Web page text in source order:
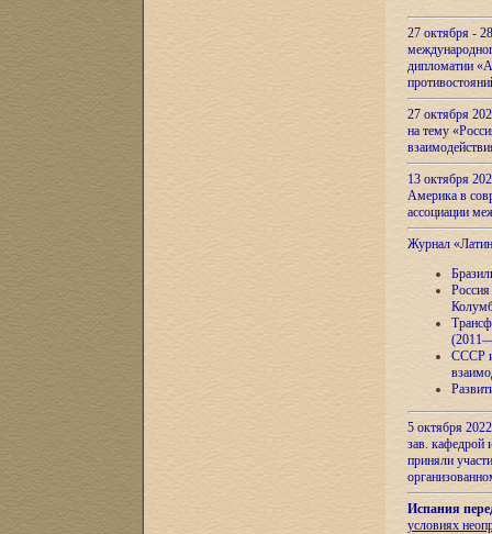
27 октября -
дипломатии
27 октября
на тему
13 октября
Америка в
ассоциации
Журнал
СССР и
5 октября
зав.
приняли
Испания
условиях